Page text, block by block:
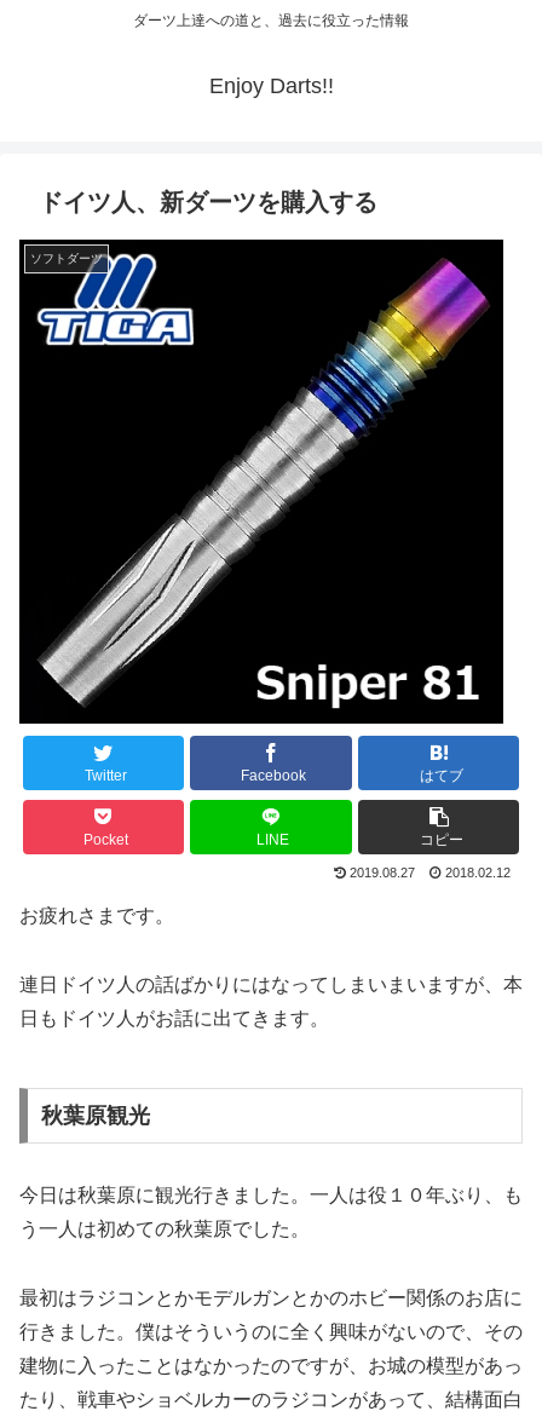
ダーツ上達への道と、過去に役立った情報
Enjoy Darts!!
ドイツ人、新ダーツを購入する
ソフトダーツ
Twitter Facebook はてブ
Pocket LINE コピー
2019.08.27 2018.02.12
お疲れさまです。
連日ドイツ人の話ばかりにはなってしまいまいますが、本
日もドイツ人がお話に出てきます。
秋葉原観光
今日は秋葉原に観光行きました。一人は役１０年ぶり、も
う一人は初めての秋葉原でした。
最初はラジコンとかモデルガンとかのホビー関係のお店に
行きました。僕はそういうのに全く興味がないので、その
建物に入ったことはなかったのですが、お城の模型があっ
たり、戦車やショベルカーのラジコンがあって、結構面白